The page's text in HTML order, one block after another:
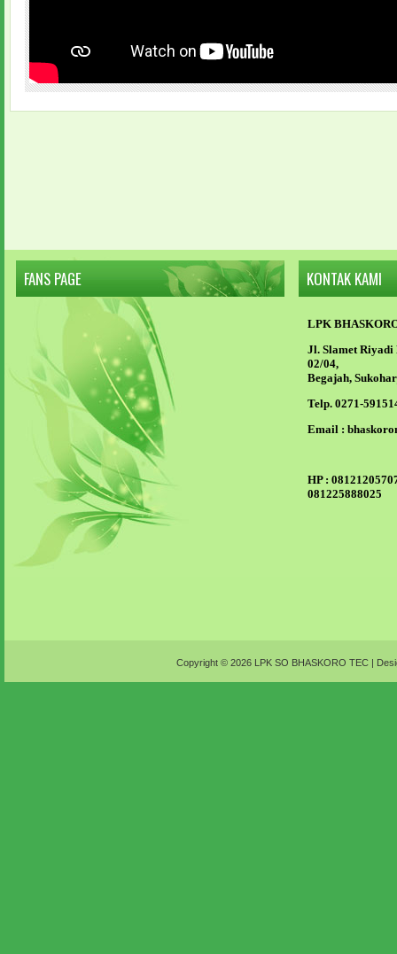
FANS PAGE KONTAK KAMI
LPK
Jl. Slamet Riyadi
02/04,
Begajah,
Telp. 0271-
Email :
HP :
081225888025
Copyright © 2026 LPK SO BHASKORO TEC|